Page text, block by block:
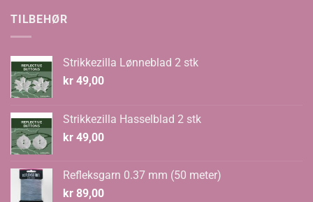
TILBEHØR
Strikkezilla Lønneblad 2 stk
kr 49,00
Strikkezilla Hasselblad 2 stk
kr 49,00
Refleksgarn 0.37 mm (50 meter)
kr 89,00